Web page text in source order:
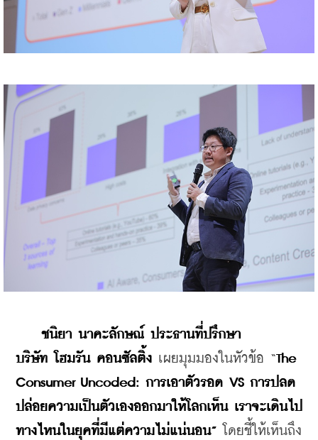
ชนิยา นาคะลักษณ์ ประธานที่ปรึกษา
บริษัท โฮมรัน คอนซัลติ้ง เผยมุมมองในหัวข้อ “The
Consumer Uncoded: การเอาตัวรอด VS การปลด
ปล่อยความเป็นตัวเองออกมาให้โลกเห็น เราจะเดินไป
ทางไหนในยุคที่มีแต่ความไม่แน่นอน” โดยชี้ให้เห็นถึง